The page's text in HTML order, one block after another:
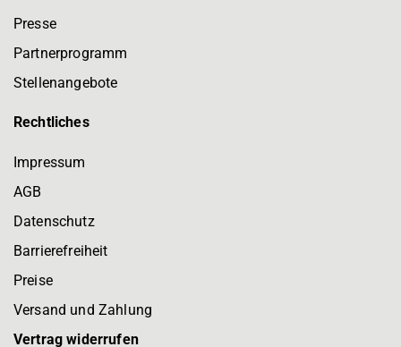
Presse
Partnerprogramm
Stellenangebote
Rechtliches
Impressum
AGB
Datenschutz
Barrierefreiheit
Preise
Versand und Zahlung
Vertrag widerrufen